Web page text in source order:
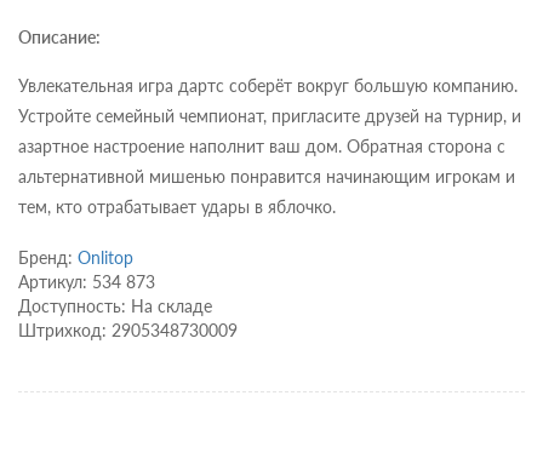
Описание:
Увлекательная игра дартс соберёт вокруг большую компанию.
Устройте семейный чемпионат, пригласите друзей на турнир, и
азартное настроение наполнит ваш дом. Обратная сторона с
альтернативной мишенью понравится начинающим игрокам и
тем, кто отрабатывает удары в яблочко.
Бренд: Onlitop
Артикул: 534 873
Доступность: На складе
Штрихкод: 2905348730009